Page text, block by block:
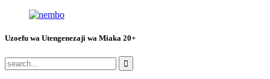
Uzoefu wa Utengenezaji wa Miaka 20+